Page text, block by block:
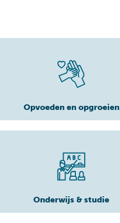
Opvoeden en opgroeien
Onderwijs & studie